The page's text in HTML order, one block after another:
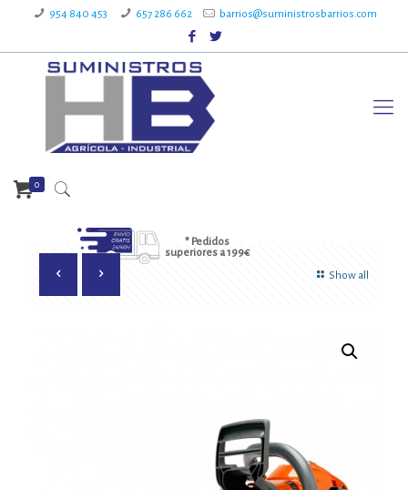
954 840 453 657 286 662 barrios@suministrosbarrios.com
* Pedidos
superiores a 199€
0
Show all